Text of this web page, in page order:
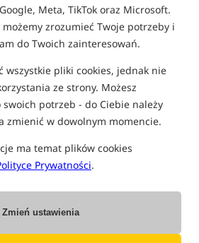
Meta, TikTok oraz Microsoft.
zrozumieć Twoje potrzeby i
do Twoich zainteresowań.
wszystkie pliki cookies, jednak nie
ze strony. Możesz
potrzeb - do Ciebie należy
zmienić w dowolnym momencie.
ma temat plików cookies
Prywatności.
Zmień ustawienia
Seven Oaks Transport Bag
for Heater
Torba transportowa na piecyk gazowy Seven Oaks
215,99
otrzymujesz1,67 pkt
KUP
Bestseller! 5,0